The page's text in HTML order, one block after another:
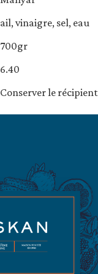
ail, vinaigre, sel, eau
700gr
6.40
Conserver le